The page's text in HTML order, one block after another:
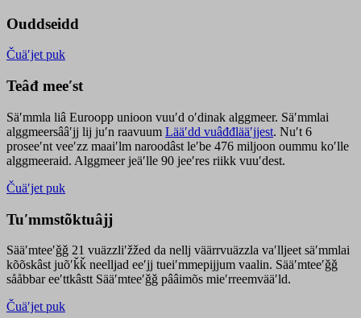
Ouddseidd
Čuäʹjet puk
Teâđ meeʹst
Säʹmmla liâ Euroopp unioon vuuʹd oʹdinak alggmeer. Säʹmmlai
alggmeersââʹjj lij juʹn raavuum Lääʹdd vuâđđlääʹjjest. Nuʹt 6
proseeʹnt veeʹzz maaiʹlm naroodâst leʹbe 476 miljoon oummu koʹlle
alggmeeraid. Alggmeer jeäʹlle 90 jeeʹres riikk vuuʹdest.
Čuäʹjet puk
Tuʹmmstõktuâjj
Sääʹmteeʹǧǧ 21 vuäzzliʹžžed da nellj väärrvuäzzla vaʹlljeet säʹmmlai
kõõskâst juõʹǩǩ neelljad eeʹjj tueiʹmmepijjum vaalin. Sääʹmteeʹǧǧ
sååbbar eeʹttkâstt Sääʹmteeʹǧǧ pââimõs mieʹrreemvääʹld.
Čuäʹjet puk